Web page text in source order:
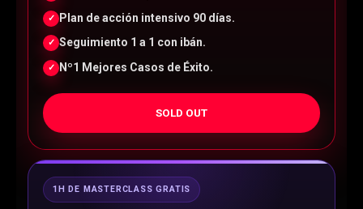
✓ Plan de acción intensivo 90 días.
✓ Seguimiento 1 a 1 con ibán.
✓ Nº1 Mejores Casos de Éxito.
SOLD OUT
1H DE MASTERCLASS GRATIS